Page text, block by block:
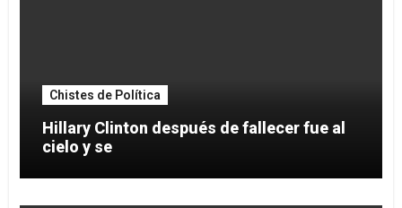
Chistes de Política
Hillary Clinton después de fallecer fue al
cielo y se